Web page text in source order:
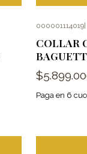
000001114019
COLLAR
Paga en 6